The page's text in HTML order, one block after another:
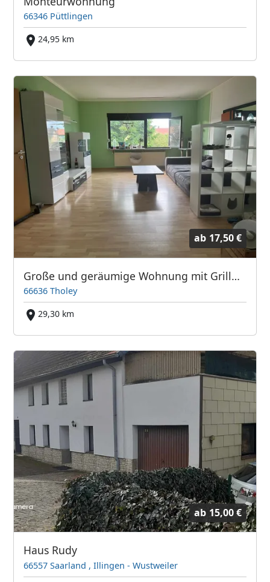
66346 Püttlingen
24,95 km
ab 17,50 €
Große und geräumige Wohnung mit Grillmöglichkeit in Theley
66636 Tholey
29,30 km
ab 15,00 €
Haus Rudy
66557 Saarland , Illingen - Wustweiler